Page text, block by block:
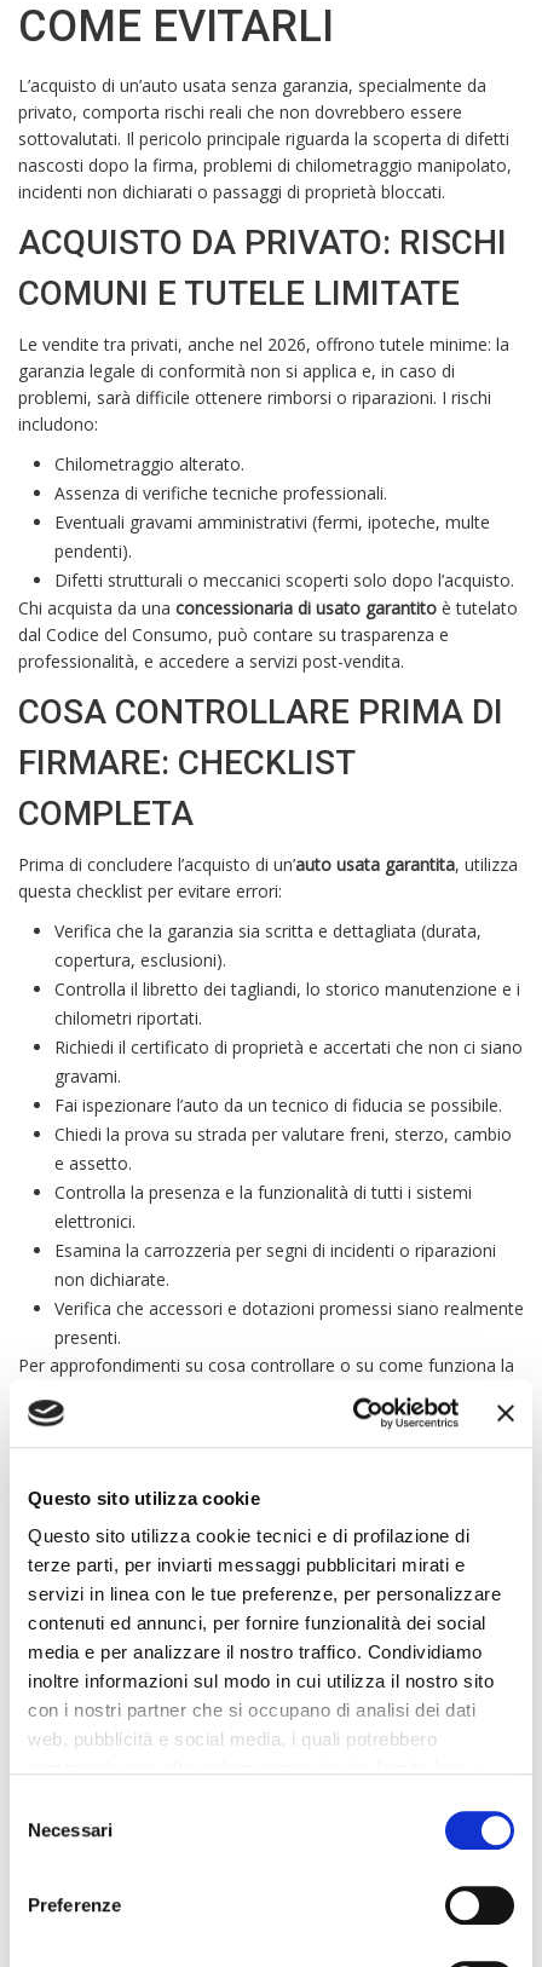
Questo sito utilizza cookie
Questo sito utilizza cookie tecnici e di profilazione di
terze parti, per inviarti messaggi pubblicitari mirati e
servizi in linea con le tue preferenze, per personalizzare
contenuti ed annunci, per fornire funzionalità dei social
media e per analizzare il nostro traffico. Condividiamo
inoltre informazioni sul modo in cui utilizza il nostro sito
con i nostri partner che si occupano di analisi dei dati
web, pubblicità e social media, i quali potrebbero
mera chiusura del banner non comporta l’accettazione
Selection
Necessari
Preferenze
COME EVITARLI
L’acquisto di un’auto usata senza garanzia, specialmente da
privato, comporta rischi reali che non dovrebbero essere
sottovalutati. Il pericolo principale riguarda la scoperta di difetti
nascosti dopo la firma, problemi di chilometraggio manipolato,
incidenti non dichiarati o passaggi di proprietà bloccati.
ACQUISTO DA PRIVATO: RISCHI
COMUNI E TUTELE LIMITATE
Le vendite tra privati, anche nel 2026, offrono tutele minime: la
garanzia legale di conformità non si applica e, in caso di
problemi, sarà difficile ottenere rimborsi o riparazioni. I rischi
includono:
Chilometraggio alterato.
Assenza di verifiche tecniche professionali.
Eventuali gravami amministrativi (fermi, ipoteche, multe
pendenti).
Difetti strutturali o meccanici scoperti solo dopo l’acquisto.
Chi acquista da una concessionaria di usato garantito è tutelato
dal Codice del Consumo, può contare su trasparenza e
professionalità, e accedere a servizi post-vendita.
COSA CONTROLLARE PRIMA DI
FIRMARE: CHECKLIST
COMPLETA
Prima di concludere l’acquisto di un’auto usata garantita, utilizza
questa checklist per evitare errori:
Verifica che la garanzia sia scritta e dettagliata (durata,
copertura, esclusioni).
Controlla il libretto dei tagliandi, lo storico manutenzione e i
chilometri riportati.
Richiedi il certificato di proprietà e accertati che non ci siano
gravami.
Fai ispezionare l’auto da un tecnico di fiducia se possibile.
Chiedi la prova su strada per valutare freni, sterzo, cambio
e assetto.
Controlla la presenza e la funzionalità di tutti i sistemi
elettronici.
Esamina la carrozzeria per segni di incidenti o riparazioni
non dichiarate.
Verifica che accessori e dotazioni promessi siano realmente
presenti.
Per approfondimenti su cosa controllare o su come funziona la
Altroconsumo
o riferimenti
ufficiali del
Ministero delle Imprese e del Made in Italy.
COME SCEGLIERE IL
MIGLIOR USATO
GARANTITO PER LE
PROPRIE ESIGENZE
Individuare l’auto usata garantitaideale richiede attenzione,
confronto e consapevolezza. Ogni acquirente ha esigenze
diverse: chi cerca la prima auto, chi desidera sostituire il veicolo
ecologica. Con il mercato 2026 sempre più ricco, la scelta è
davvero ampia.
DOVE ACQUISTARE: